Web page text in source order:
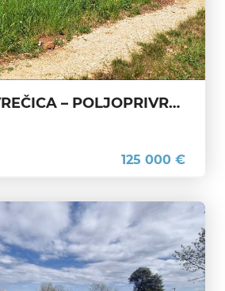
UMAG - LOVREČICA – POLJOPRIVREDNO ZEMLJIŠTE SAMO 1400 M OD MORA - IZVRSNA PRILIKA
125 000 €